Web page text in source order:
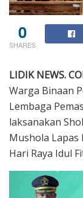
0
SHARES
LIDIK NEWS.
Warga Binaan
Lembaga
laksanakan
Mushola Lapas
Hari Raya Idul